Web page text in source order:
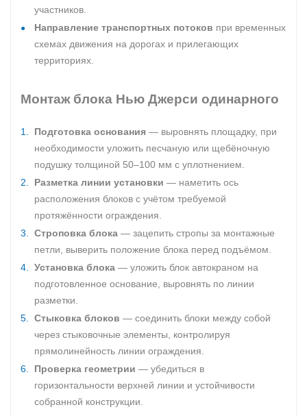
участников.
Направление транспортных потоков при временных
схемах движения на дорогах и прилегающих
территориях.
Монтаж блока Нью Джерси одинарного
Подготовка основания — выровнять площадку, при
необходимости уложить песчаную или щебёночную
подушку толщиной 50–100 мм с уплотнением.
Разметка линии установки — наметить ось
расположения блоков с учётом требуемой
протяжённости ограждения.
Строповка блока — зацепить стропы за монтажные
петли, выверить положение блока перед подъёмом.
Установка блока — уложить блок автокраном на
подготовленное основание, выровнять по линии
разметки.
Стыковка блоков — соединить блоки между собой
через стыковочные элементы, контролируя
прямолинейность линии ограждения.
Проверка геометрии — убедиться в
горизонтальности верхней линии и устойчивости
собранной конструкции.